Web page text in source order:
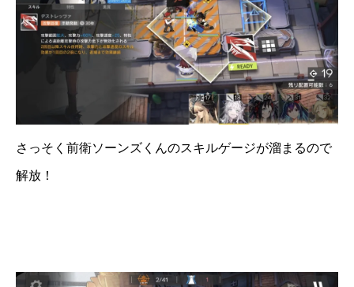
さっそく前衛ソーンズくんのスキルゲージが溜まるので
解放！